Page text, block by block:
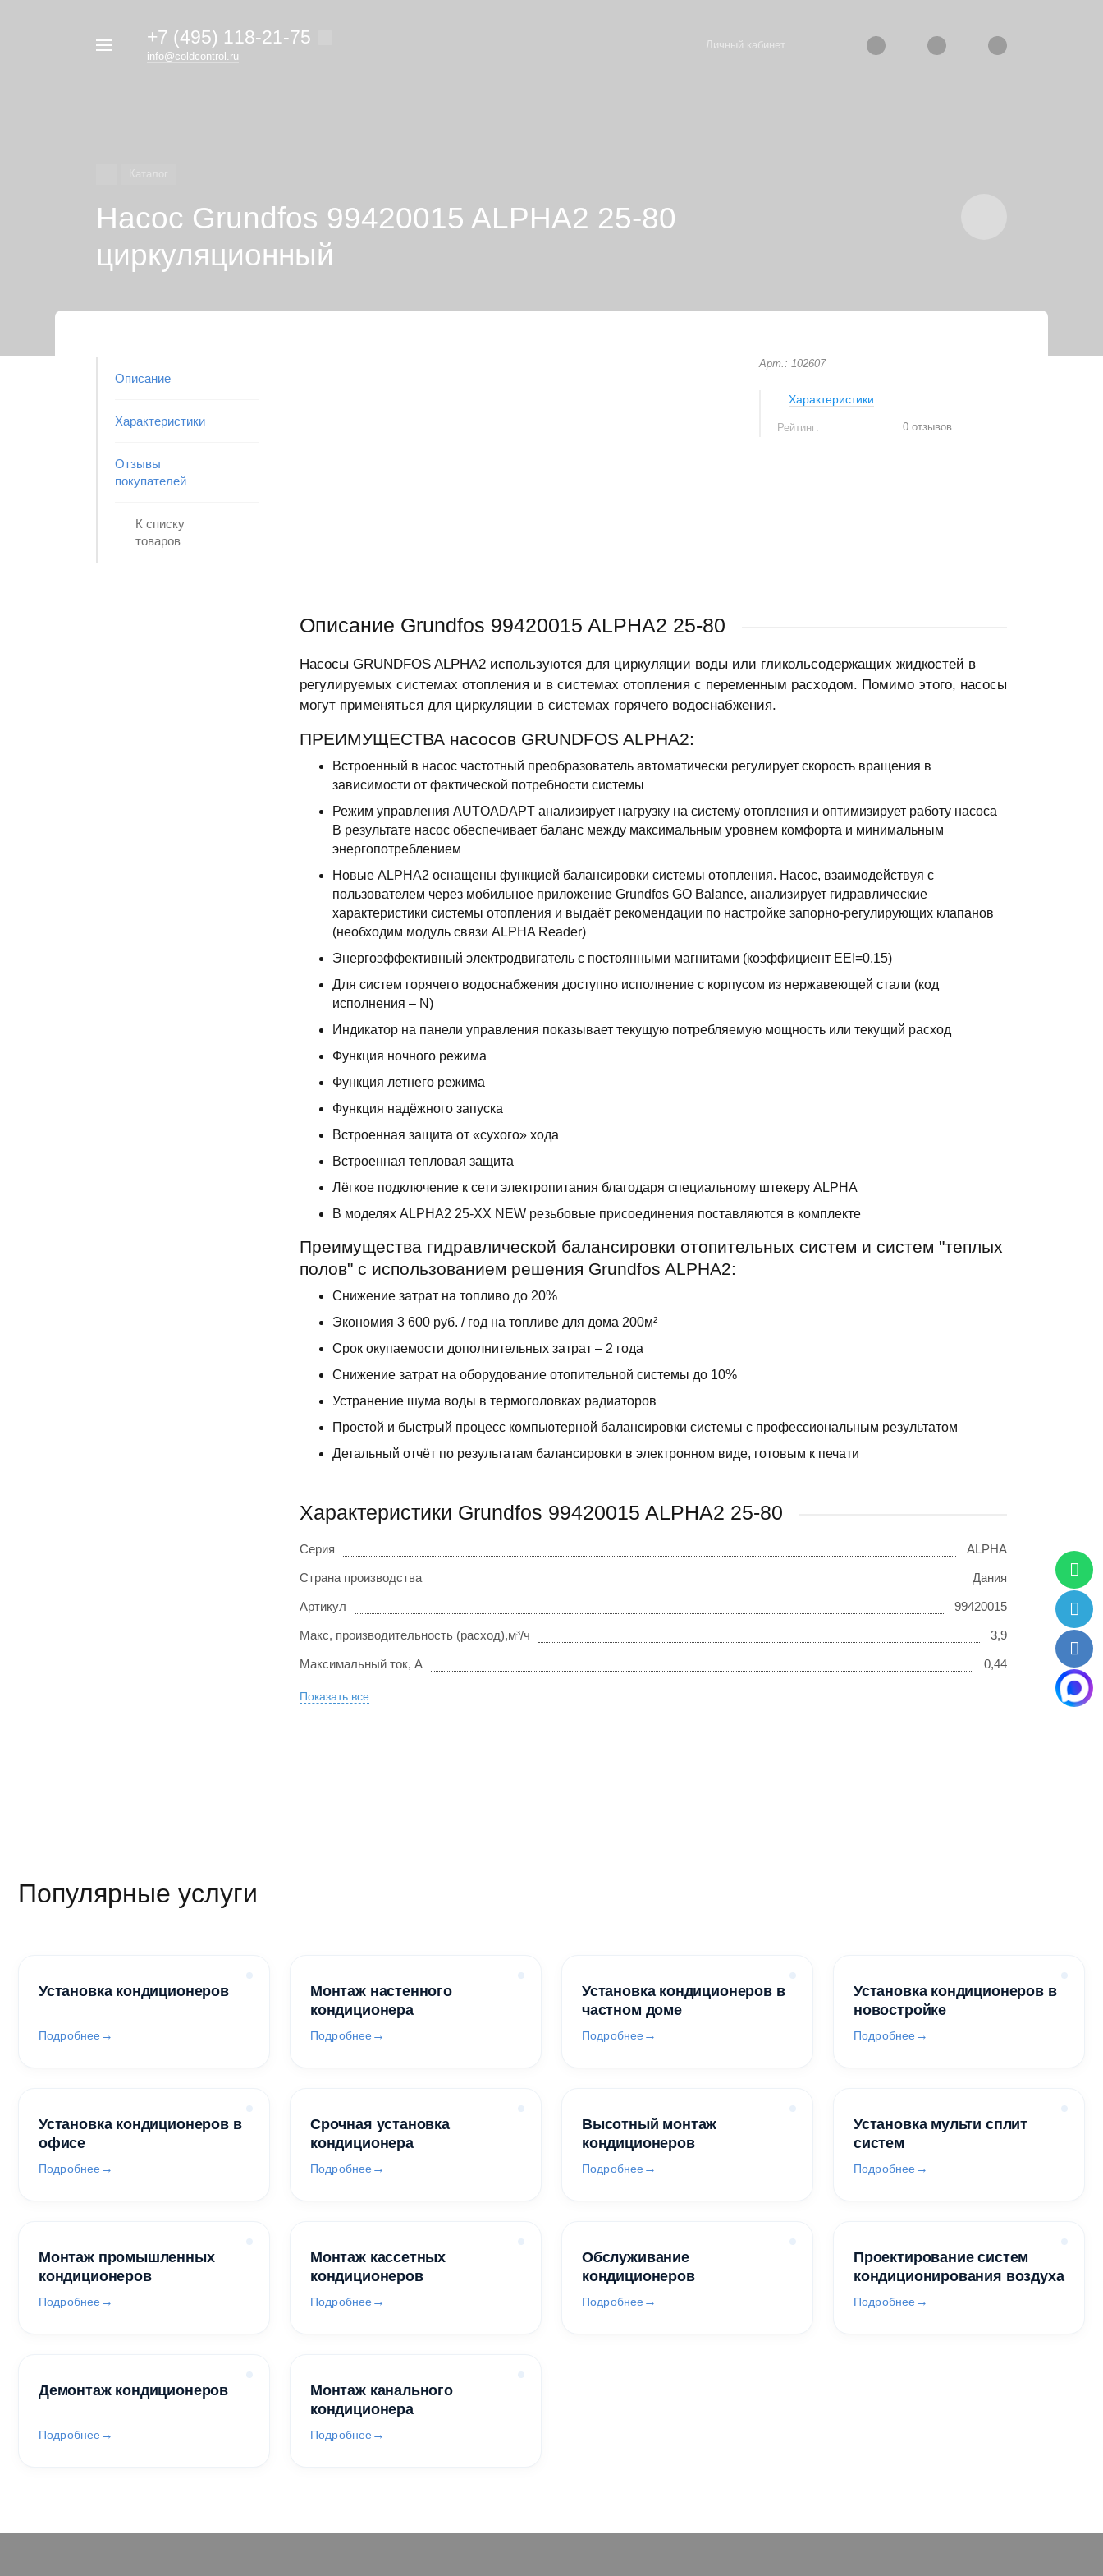
+7 (495) 118-21-75
info@coldcontrol.ru
Личный кабинет
Насос Grundfos 99420015 ALPHA2 25-80
циркуляционный
Описание
Характеристики
Отзывы
покупателей
К списку
товаров
Арт.: 102607
Характеристики
Рейтинг: 0 отзывов
Описание Grundfos 99420015 ALPHA2 25-80
Насосы GRUNDFOS ALPHA2 используются для циркуляции воды или гликольсодержащих жидкостей в
регулируемых системах отопления и в системах отопления с переменным расходом. Помимо этого, насосы
могут применяться для циркуляции в системах горячего водоснабжения.
ПРЕИМУЩЕСТВА насосов GRUNDFOS ALPHA2:
Встроенный в насос частотный преобразователь автоматически регулирует скорость вращения в
зависимости от фактической потребности системы
Режим управления AUTOADAPT анализирует нагрузку на систему отопления и оптимизирует работу насоса
В результате насос обеспечивает баланс между максимальным уровнем комфорта и минимальным
энергопотреблением
Новые ALPHA2 оснащены функцией балансировки системы отопления. Насос, взаимодействуя с
пользователем через мобильное приложение Grundfos GO Balance, анализирует гидравлические
характеристики системы отопления и выдаёт рекомендации по настройке запорно-регулирующих клапанов
(необходим модуль связи ALPHA Reader)
Энергоэффективный электродвигатель с постоянными магнитами (коэффициент EEI=0.15)
Для систем горячего водоснабжения доступно исполнение с корпусом из нержавеющей стали (код
исполнения – N)
Индикатор на панели управления показывает текущую потребляемую мощность или текущий расход
Функция ночного режима
Функция летнего режима
Функция надёжного запуска
Встроенная защита от «сухого» хода
Встроенная тепловая защита
Лёгкое подключение к сети электропитания благодаря специальному штекеру ALPHA
В моделях ALPHA2 25-XX NEW резьбовые присоединения поставляются в комплекте
Преимущества гидравлической балансировки отопительных систем и систем "теплых
полов" с использованием решения Grundfos ALPHA2:
Снижение затрат на топливо до 20%
Экономия 3 600 руб. / год на топливе для дома 200м²
Срок окупаемости дополнительных затрат – 2 года
Снижение затрат на оборудование отопительной системы до 10%
Устранение шума воды в термоголовках радиаторов
Простой и быстрый процесс компьютерной балансировки системы с профессиональным результатом
Детальный отчёт по результатам балансировки в электронном виде, готовым к печати
Характеристики Grundfos 99420015 ALPHA2 25-80
Серия ALPHA
Страна производства Дания
Артикул 99420015
Макс, производительность (расход),м³/ч 3,9
Максимальный ток, А 0,44
Показать все
Популярные услуги
Установка кондиционеров
Подробнее
Монтаж настенного
кондиционера
Подробнее
Установка кондиционеров в
частном доме
Подробнее
Установка кондиционеров в
новостройке
Подробнее
Установка кондиционеров в
офисе
Подробнее
Срочная установка
кондиционера
Подробнее
Высотный монтаж
кондиционеров
Подробнее
Установка мульти сплит
систем
Подробнее
Монтаж промышленных
кондиционеров
Подробнее
Монтаж кассетных
кондиционеров
Подробнее
Обслуживание
кондиционеров
Подробнее
Проектирование систем
кондиционирования воздуха
Подробнее
Демонтаж кондиционеров
Подробнее
Монтаж канального
кондиционера
Подробнее